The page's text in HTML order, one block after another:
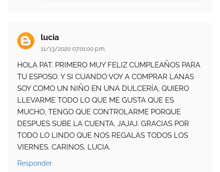
lucia
11/13/2020 07:01:00 p.m.
HOLA PAT. PRIMERO MUY FELIZ CUMPLEAÑOS PARA
TU ESPOSO. Y SI CUANDO VOY A COMPRAR LANAS
SOY COMO UN NIÑO EN UNA DULCERÍA, QUIERO
LLEVARME TODO LO QUE ME GUSTA QUE ES
MUCHO, TENGO QUE CONTROLARME PORQUE
DESPUES SUBE LA CUENTA. JAJAJ. GRACIAS POR
TODO LO LINDO QUE NOS REGALAS TODOS LOS
VIERNES. CARINOS. LUCIA.
Responder